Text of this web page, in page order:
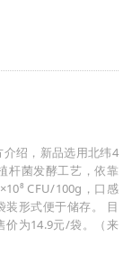
绍，新品选用北纬4
杆菌发酵工艺，依靠
CFU/100g，口感
装形式便于储存。 目
价为14.9元/袋。（来